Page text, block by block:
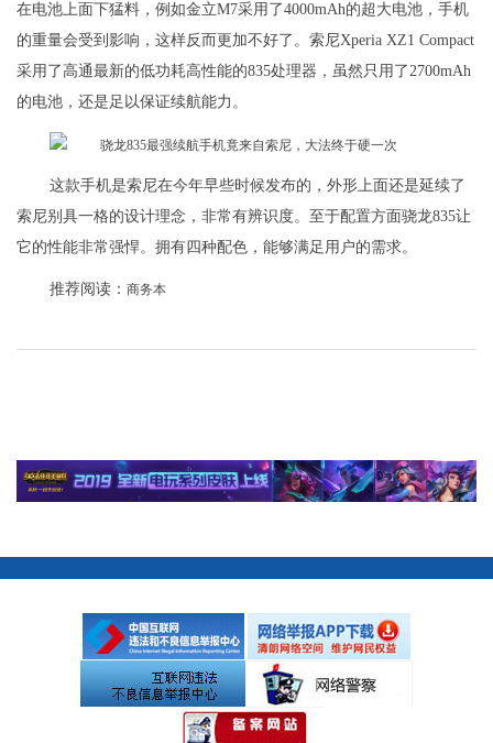
在电池上面下猛料，例如金立M7采用了4000mAh的超大电池，手机
的重量会受到影响，这样反而更加不好了。索尼Xperia XZ1 Compact
采用了高通最新的低功耗高性能的835处理器，虽然只用了2700mAh
的电池，还是足以保证续航能力。
这款手机是索尼在今年早些时候发布的，外形上面还是延续了
索尼别具一格的设计理念，非常有辨识度。至于配置方面骁龙835让
它的性能非常强悍。拥有四种配色，能够满足用户的需求。
推荐阅读： 商务本